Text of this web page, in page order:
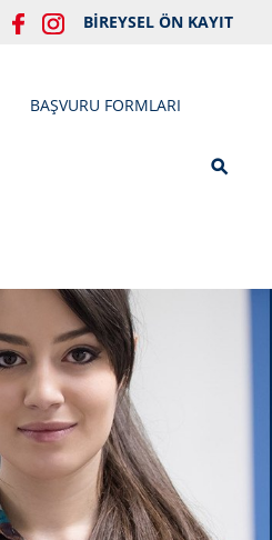
BİREYSEL ÖN KAYIT
BAŞVURU FORMLARI